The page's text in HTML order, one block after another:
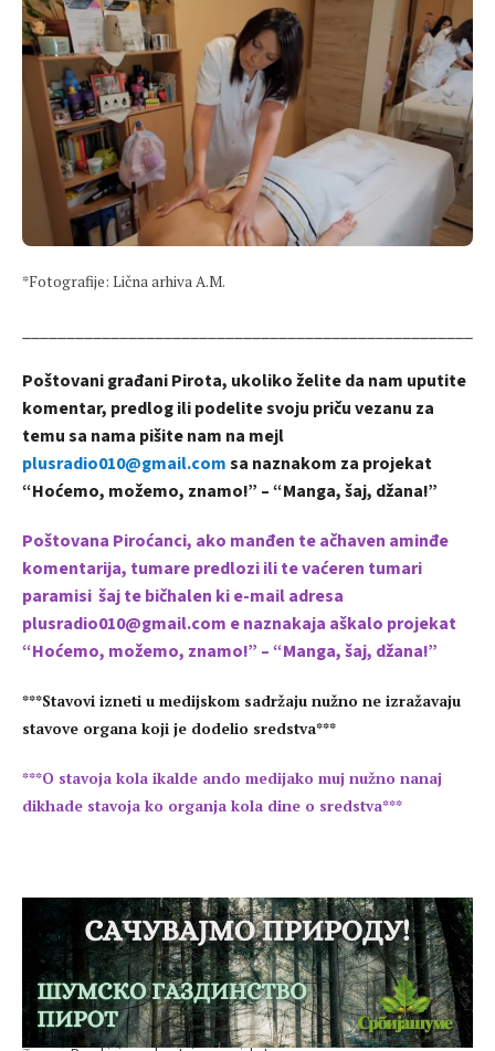
*Fotografije: Lična arhiva A.M.
Poštovani građani Pirota, ukoliko želite da nam uputite
komentar, predlog ili podelite svoju priču vezanu za
temu sa nama pišite nam na mejl
plusradio010@gmail.comsa naznakom za projekat
“Hoćemo, možemo, znamo!” – “Manga, šaj, džana!”
Poštovana Piroćanci, ako manđen te ačhaven aminđe
komentarija, tumare predlozi ili te vaćeren tumari
paramisi šaj te bičhalen ki e-mail adresa
plusradio010@gmail.com e naznakaja aškalo projekat
“Hoćemo, možemo, znamo!” – “Manga, šaj, džana!”
***Stavovi izneti u medijskom sadržaju nužno ne izražavaju
stavove organa koji je dodelio sredstva***
***O stavoja kola ikalde ando medijako muj nužno nanaj
dikhade stavoja ko organja kola dine o sredstva***